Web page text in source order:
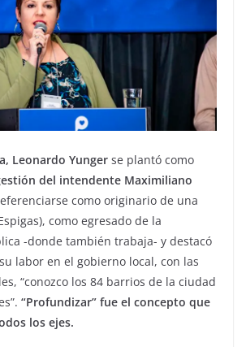
Leonardo Yunger se plantó como
del intendente Maximiliano
como originario de una
como egresado de la
-donde también trabaja- y destacó
labor en el gobierno local, con las
“conozco los 84 barrios de la ciudad
“Profundizar” fue el concepto que
los ejes.